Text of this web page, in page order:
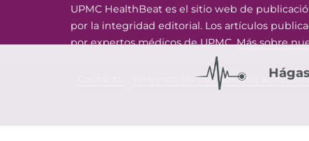
UPMC HealthBeat es el sitio web de
por la integridad editorial. Los artículos
por expertos médicos de UPMC.Más sobre
Términos de uso del sitio web/